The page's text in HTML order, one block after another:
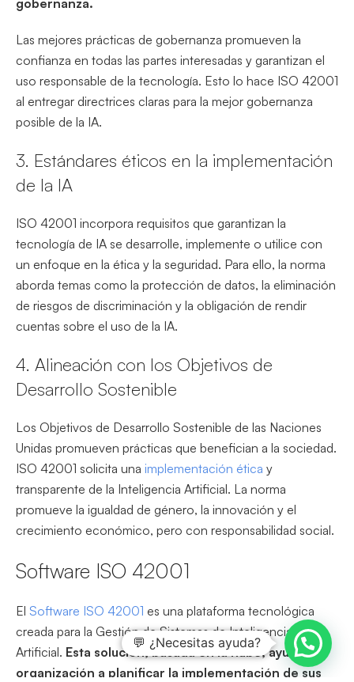
gobernanza.
Las mejores prácticas de gobernanza promueven la
confianza en todas las partes interesadas y garantizan el
uso responsable de la tecnología. Esto lo hace ISO 42001
al entregar directrices claras para la mejor gobernanza
posible de la IA.
3. Estándares éticos en la implementación
de la IA
ISO 42001 incorpora requisitos que garantizan la
tecnología de IA se desarrolle, implemente o utilice con
un enfoque en la ética y la seguridad. Para ello, la norma
aborda temas como la protección de datos, la eliminación
de riesgos de discriminación y la obligación de rendir
cuentas sobre el uso de la IA.
4. Alineación con los Objetivos de
Desarrollo Sostenible
Los Objetivos de Desarrollo Sostenible de las Naciones
Unidas promueven prácticas que benefician a la sociedad.
ISO 42001 solicita una implementación ética y
transparente de la Inteligencia Artificial. La norma
promueve la igualdad de género, la innovación y el
crecimiento económico, pero con responsabilidad social.
Software ISO 42001
El Software ISO 42001 es una plataforma tecnológica
creada para la Gestión de Sistemas de Inteligencia
Artificial. Esta solución, basada en la nube, ayuda a la
organización a planificar la implementación de sus
💬 ¿Necesitas ayuda?